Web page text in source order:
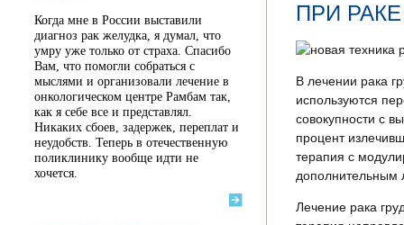
Когда мне в России выставили
диагноз рак желудка, я думал, что
умру уже только от страха. Спасибо
Вам, что помогли собраться с
мыслями и организовали лечение в
онкологическом центре Рамбам так,
как я себе все и представлял.
Никаких сбоев, задержек, переплат и
неудобств. Теперь в отечественную
поликлинику вообще идти не
хочется.
ПРИ
В лечении рака
используются
совокупности с
процент
терапия с
дополнительным
Лечение рака